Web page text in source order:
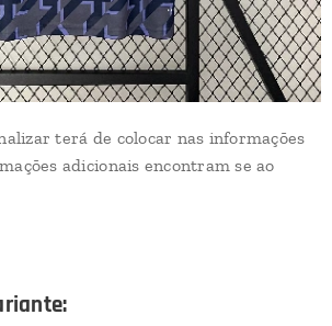
terá de colocar nas informações
adicionais encontram se ao